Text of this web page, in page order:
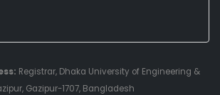
Registrar, Dhaka University of Engineering &
Gazipur-1707, Bangladesh